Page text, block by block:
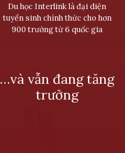
Du học Interlink là đại diện
tuyển sinh chính thức cho hơn
900 trường từ 6 quốc gia
…và vẫn đang tăng
trưởng